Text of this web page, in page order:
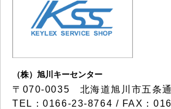
（株）旭川キーセンター
〒070-0035 北海道旭川市五条
TEL：0166-23-8764 / FAX：